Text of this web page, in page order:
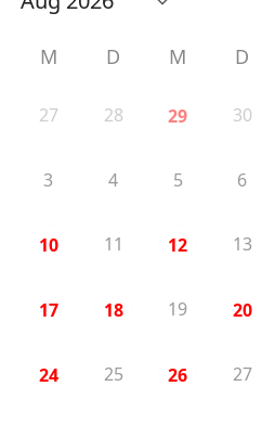
M D M D
27 28 29 30
3 4 5 6
10 11 12 13
17 18 19 20
24 25 26 27